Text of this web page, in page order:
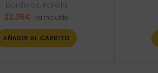
Darderas, Karella
22,36€ Iva incluido
AÑADIR AL CARRITO